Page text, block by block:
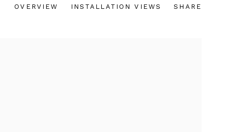
OVERVIEW INSTALLATION VIEWS SHARE